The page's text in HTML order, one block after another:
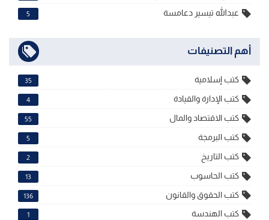
عبدالله تيسير دعامسة 5
أهم التصنيفات
كتب إسلامية 35
كتب الإدارة والقيادة 4
كتب الاقتصاد والمال 55
كتب البرمجة 5
كتب التاريخ 2
كتب الحاسوب 13
كتب الحقوق والقانون 136
كتب الهندسة 1